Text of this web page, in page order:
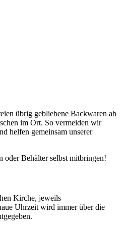
übrig gebliebene Backwaren ab
im Ort. So vermeiden wir
helfen gemeinsam unserer
oder Behälter selbst mitbringen!
Kirche, jeweils
Uhrzeit wird immer über die